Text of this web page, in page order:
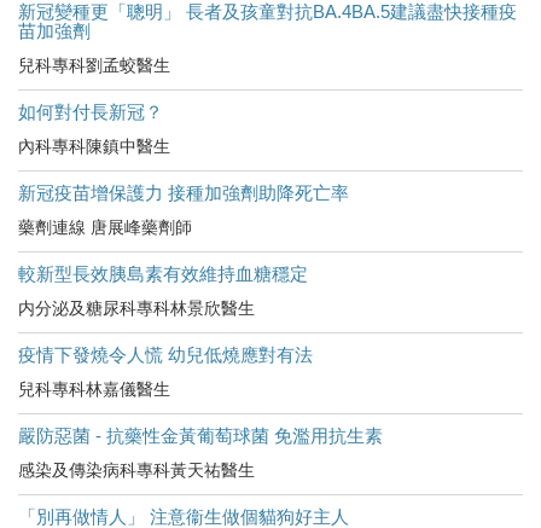
新冠變種更「聰明」 長者及孩童對抗BA.4BA.5建議盡快接種疫
苗加強劑
兒科專科劉孟蛟醫生
如何對付長新冠？
內科專科陳鎮中醫生
新冠疫苗增保護力 接種加強劑助降死亡率
藥劑連線 唐展峰藥劑師
較新型長效胰島素有效維持血糖穩定
内分泌及糖尿科專科林景欣醫生
疫情下發燒令人慌 幼兒低燒應對有法
兒科專科林嘉儀醫生
嚴防惡菌 - 抗藥性金黃葡萄球菌 免濫用抗生素
感染及傳染病科專科黃天祐醫生
「別再做情人」 注意衞生做個貓狗好主人